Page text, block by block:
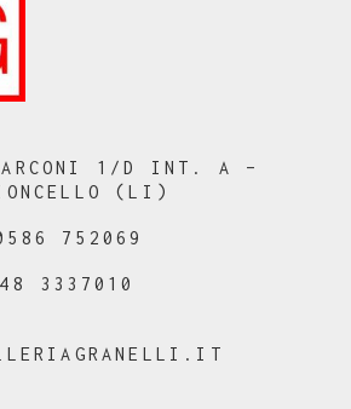
1/D INT. A –
(LI)
752069
3337010